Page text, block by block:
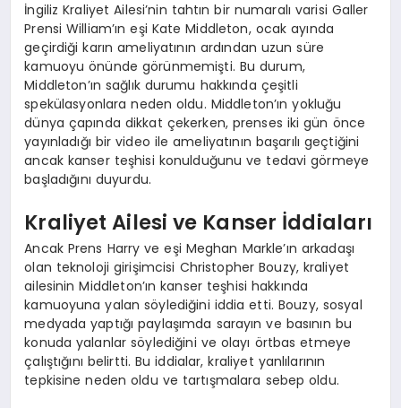
İngiliz Kraliyet Ailesi’nin tahtın bir numaralı varisi Galler
Prensi William’ın eşi Kate Middleton, ocak ayında
geçirdiği karın ameliyatının ardından uzun süre
kamuoyu önünde görünmemişti. Bu durum,
Middleton’ın sağlık durumu hakkında çeşitli
spekülasyonlara neden oldu. Middleton’ın yokluğu
dünya çapında dikkat çekerken, prenses iki gün önce
yayınladığı bir video ile ameliyatının başarılı geçtiğini
ancak kanser teşhisi konulduğunu ve tedavi görmeye
başladığını duyurdu.
Kraliyet Ailesi ve Kanser İddiaları
Ancak Prens Harry ve eşi Meghan Markle’ın arkadaşı
olan teknoloji girişimcisi Christopher Bouzy, kraliyet
ailesinin Middleton’ın kanser teşhisi hakkında
kamuoyuna yalan söylediğini iddia etti. Bouzy, sosyal
medyada yaptığı paylaşımda sarayın ve basının bu
konuda yalanlar söylediğini ve olayı örtbas etmeye
çalıştığını belirtti. Bu iddialar, kraliyet yanlılarının
tepkisine neden oldu ve tartışmalara sebep oldu.